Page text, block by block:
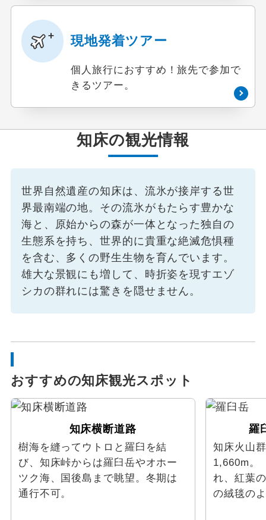
現地発着ツアー
個人旅行におすすめ！旅先で参加で
きるツアー。
知床の観光情報
世界自然遺産の知床は、流氷が接岸する世
界最南端の地。その流氷がもたらす豊かな
海と、原始からの森が一体となった独自の
生態系を持ち、世界的に貴重な絶滅危惧種
を含む、多くの野生生物を育んでいます。
雄大な景観にも増して、時折姿を現すエゾ
シカの群れには驚きを隠せません。
おすすめの知床観光スポット
知床横断道路
樹海を縫ってウトロと羅臼を結
び、知床峠からは羅臼岳やオホー
ツク海、国後島まで眺望。冬期は
通行不可。
羅
知床火山
1,660m。
れ、紅葉
の絨毯の